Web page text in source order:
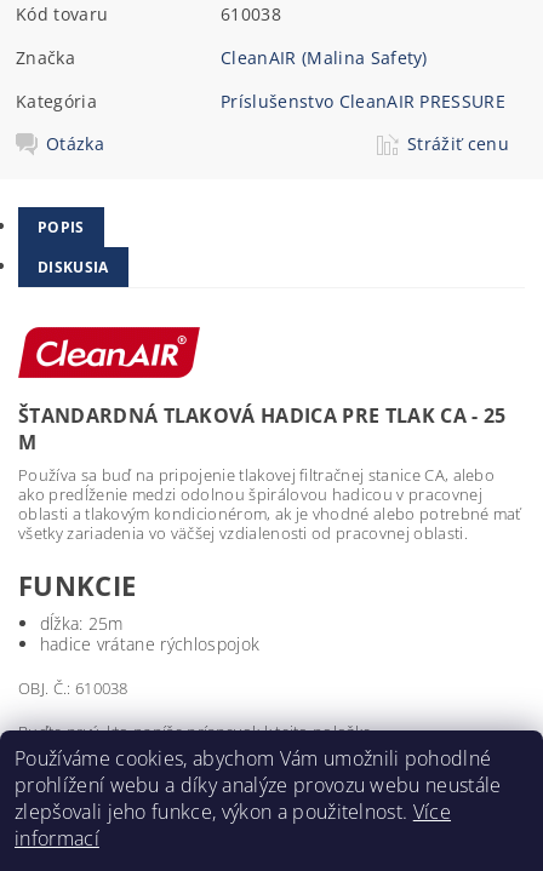
Kód tovaru
610038
Značka
CleanAIR (Malina Safety)
Kategória
Príslušenstvo CleanAIR PRESSURE
Otázka
Strážiť cenu
POPIS
DISKUSIA
ŠTANDARDNÁ TLAKOVÁ HADICA PRE TLAK CA - 25
M
Používa sa buď na pripojenie tlakovej filtračnej stanice CA, alebo
ako predĺženie medzi odolnou špirálovou hadicou v pracovnej
oblasti a tlakovým kondicionérom, ak je vhodné alebo potrebné mať
všetky zariadenia vo väčšej vzdialenosti od pracovnej oblasti.
FUNKCIE
dĺžka: 25m
hadice vrátane rýchlospojok
OBJ. Č.: 610038
Buďte prvý, kto napíše príspevok k tejto položke.
Pridať komentár
Používáme cookies, abychom Vám umožnili pohodlné
prohlížení webu a díky analýze provozu webu neustále
zlepšovali jeho funkce, výkon a použitelnost. Více
informací